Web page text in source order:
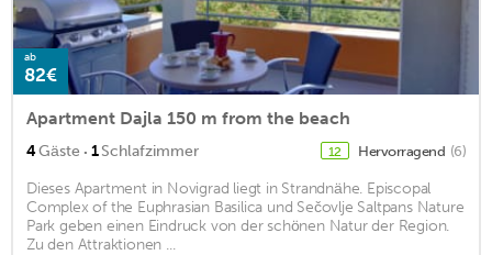
ab
82€
Apartment Dajla 150 m from the beach
4Gäste · 1Schlafzimmer 12 Hervorragend (6)
Dieses Apartment in Novigrad liegt in Strandnähe. Episcopal
Complex of the Euphrasian Basilica und Sečovlje Saltpans Nature
Park geben einen Eindruck von der schönen Natur der Region.
Zu den Attraktionen ...